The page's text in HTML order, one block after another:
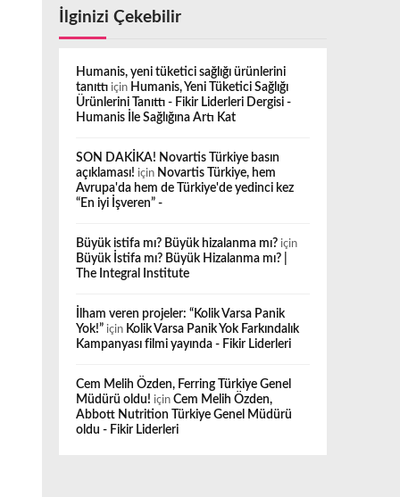
İlginizi Çekebilir
Humanis, yeni tüketici sağlığı ürünlerini
tanıttıiçin Humanis, Yeni Tüketici Sağlığı
Ürünlerini Tanıttı - Fikir Liderleri Dergisi -
Humanis İle Sağlığına Artı Kat
SON DAKİKA! Novartis Türkiye basın
açıklaması! için Novartis Türkiye, hem
Avrupa'da hem de Türkiye'de yedinci kez
“En iyi İşveren” -
Büyük istifa mı? Büyük hizalanma mı?için
Büyük İstifa mı? Büyük Hizalanma mı? |
The Integral Institute
İlham veren projeler: “Kolik Varsa Panik
Yok!”için Kolik Varsa Panik Yok Farkındalık
Kampanyası filmi yayında - Fikir Liderleri
Cem Melih Özden, Ferring Türkiye Genel
Müdürü oldu! için Cem Melih Özden,
Abbott Nutrition Türkiye Genel Müdürü
oldu - Fikir Liderleri